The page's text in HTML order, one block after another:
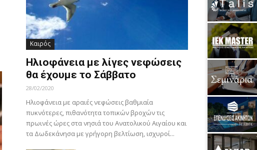
Καιρός
Ηλιοφάνεια με λίγες νεφώσεις
θα έχουμε το Σάββατο
28/02/2020
Ηλιοφάνεια με αραιές νεφώσεις βαθμιαία
πυκνότερες, πιθανότητα τοπικών βροχών τις
πρωινές ώρες στα νησιά του Ανατολικού Αιγαίου και
τα Δωδεκάνησα με γρήγορη βελτίωση, ισχυροί...